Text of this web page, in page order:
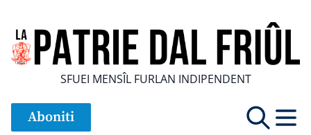
SFUEI MENSÎL FURLAN INDIPENDENT
Aboniti